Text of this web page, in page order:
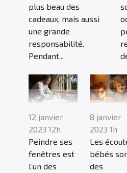
plus beau des
cadeaux, mais aussi
une grande
responsabilité.
Pendant...
12 janvier
2023 12h
Peindre ses
fenêtres est
l’un des
8 janvier
2023 1h
Les
bébés
des